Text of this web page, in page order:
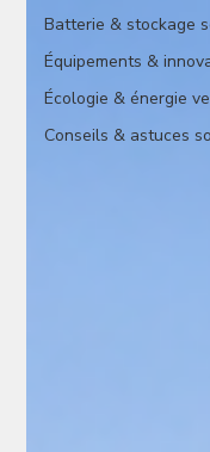
Batterie & stockage
Équipements &
Écologie & énergie
Conseils & astuces